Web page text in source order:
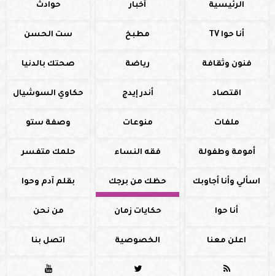
الرئيسية أخبار حوادث
أنا حوا TV مطبخ ست الحسن
فنون وثقافة رياضة صحتك بالدنيا
اقتصاد أندر إيدج حكاوي السوشيال
ملفات منوعات وصفة ستو
أمومة وطفولة فقه النساء حلمك متفسر
اسألي وأنا أجاوبك حظك من برجك بقلم آدم وحوا
أنا حوا حكايات زمان من نحن
اعلن معنا الخصوصية اتصل بنا


